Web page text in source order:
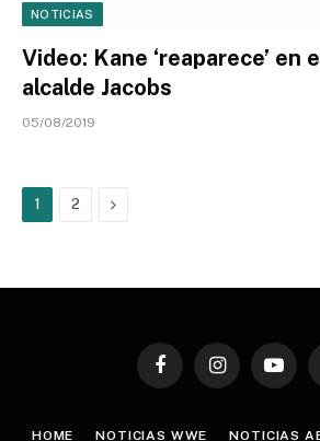
NOTICIAS
Video: Kane ‘reaparece’ en
alcalde Jacobs
05/08/2019
1 2 Next
FacebookInstagram
HOME NOTICIAS WWE NOTICIAS